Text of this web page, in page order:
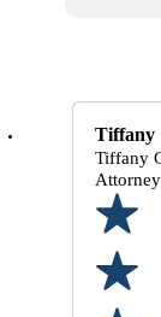
Tiffany
Tiffany